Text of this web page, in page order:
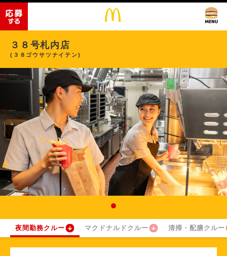
３８号札内店
(３８ゴウサツナイテン)
夜間勤務クルー マクドナルドクルー 清掃・配膳クルー